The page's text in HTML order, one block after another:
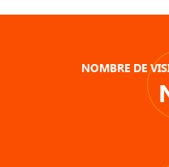
NOMBRE DE